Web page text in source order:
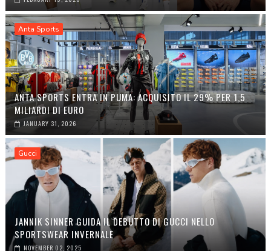
Anta Sports
ANTA SPORTS ENTRA IN PUMA: ACQUISITO IL 29% PER 1,5
MILIARDI DI EURO
JANUARY 31, 2026
Gucci
JANNIK SINNER GUIDA IL DEBUTTO DI GUCCI NELLO
SPORTSWEAR INVERNALE
NOVEMBER 02, 2025